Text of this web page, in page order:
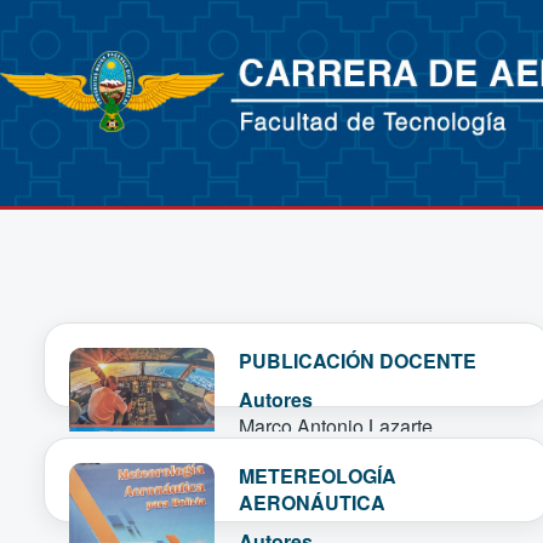
PUBLICACIÓN DOCENTE
Autores
Marco Antonio Lazarte
Ver más
METEREOLOGÍA
AERONÁUTICA